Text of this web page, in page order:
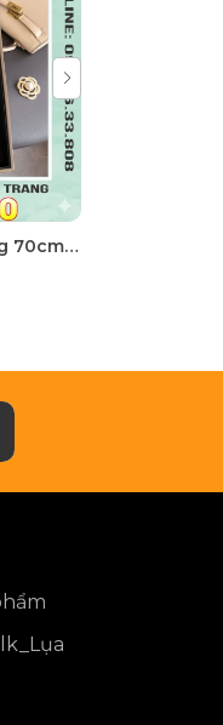
Khăn Phụ Kiện Lụa Vuông 70cm - Thế Giới Khăn Đẹp C1062_1